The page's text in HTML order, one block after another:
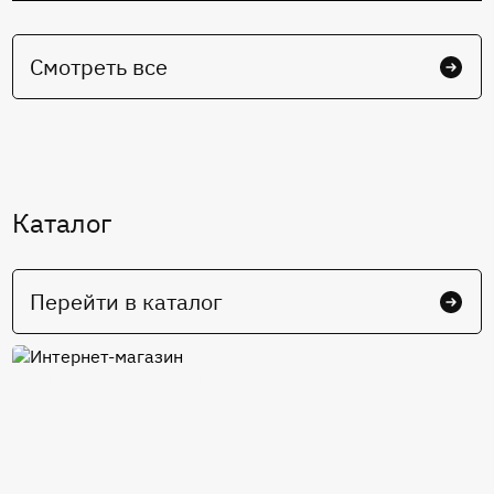
Смотреть все
Каталог
Перейти в каталог
Интернет-магазин